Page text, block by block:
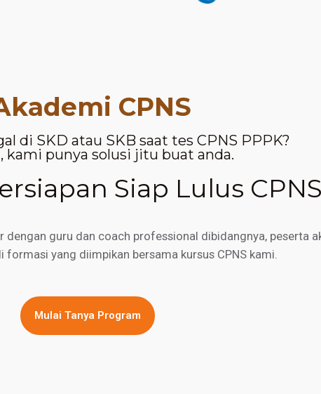
CPNS
di SKD atau SKB saat tes CPNS PPPK?
kami punya solusi jitu buat anda.
Siap Lulus CPNS
guru dan coach professional dibidangnya, peserta
formasi yang diimpikan bersama kursus CPNS kami.
Mulai Tanya Program